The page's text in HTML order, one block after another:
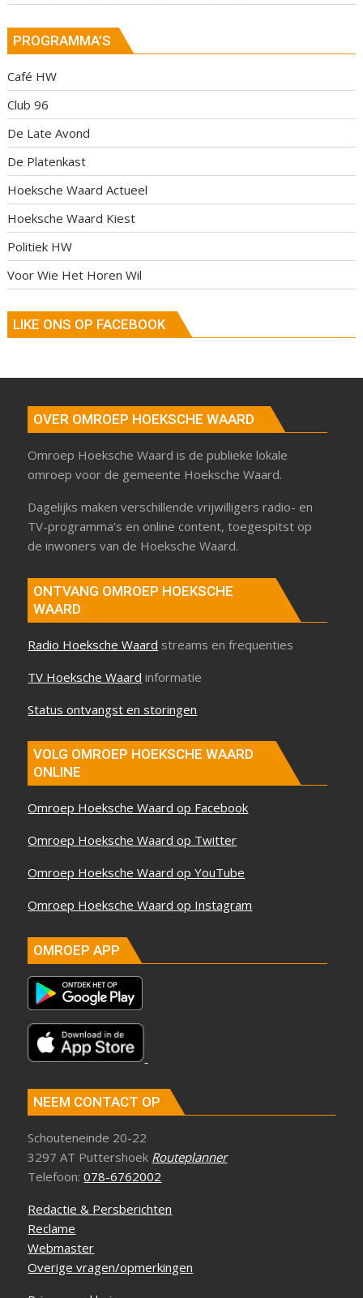
PROGRAMMA’S
Café HW
Club 96
De Late Avond
De Platenkast
Hoeksche Waard Actueel
Hoeksche Waard Kiest
Politiek HW
Voor Wie Het Horen Wil
LIKE ONS OP FACEBOOK
OVER OMROEP HOEKSCHE WAARD
Omroep Hoeksche Waard is de publieke lokale
omroep voor de gemeente Hoeksche Waard.
Dagelijks maken verschillende vrijwilligers radio- en
TV-programma’s en online content, toegespitst op
de inwoners van de Hoeksche Waard.
ONTVANG OMROEP HOEKSCHE
WAARD
Radio Hoeksche Waard streams en frequenties
TV Hoeksche Waard informatie
Status ontvangst en storingen
VOLG OMROEP HOEKSCHE WAARD
ONLINE
Omroep Hoeksche Waard op Facebook
Omroep Hoeksche Waard op Twitter
Omroep Hoeksche Waard op YouTube
Omroep Hoeksche Waard op Instagram
OMROEP APP
NEEM CONTACT OP
Schouteneinde 20-22
3297 AT Puttershoek Routeplanner
Telefoon:078-6762002
Redactie & Persberichten
Reclame
Webmaster
Overige vragen/opmerkingen